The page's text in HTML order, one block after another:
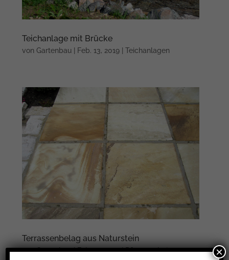
Teichanlage mit Brücke
vonGartenbau Feb. 13, 2019 |Teichanlagen
Terrassenbelag aus Naturstein
vonGartenbau|Feb. 13, 2019|Pflasterarbeiten ×